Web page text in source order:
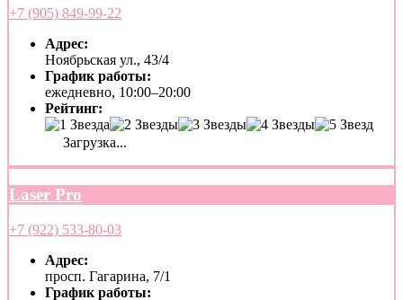
+7 (905) 849-99-22
Адрес:
Ноябрьская ул., 43/4
График работы:
ежедневно, 10:00–20:00
Рейтинг:
Загрузка...
Laser Pro
+7 (922) 533-80-03
Адрес:
просп. Гагарина, 7/1
График работы: